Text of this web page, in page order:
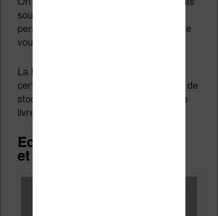
sous l’écran dont ceux, très utiles, qui
permettent de tourner les pages lorsque
vous lisez un livre.
La liseuse est étanche avec une
certification IPX8 et on retrouve 16 Go de
stockage pour emmener des milliers de
livres numériques avec vous.
Ecran couleur HD, tactile
et éclairage